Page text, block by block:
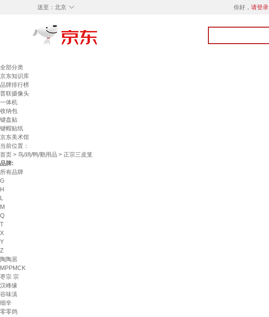
◇
送至： 北京 你好， 请登录
全部分类
京东知识库
品牌排行榜
普联摄像头
一体机
收纳包
键盘贴
键帽贴纸
京东美术馆
当前位置：
首页 > 鸟/鸡/鸭/鹅用品 > 正宗三皮笼
品牌:
所有品牌
G
H
L
M
Q
T
X
Y
Z
陶陶居
MPPMCK
枣宗 宗
汉峰缘
谷味滇
细辛
零零鸽